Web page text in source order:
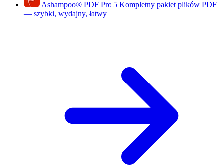
Ashampoo® PDF Pro 5 Kompletny pakiet plików PDF
— szybki, wydajny, łatwy